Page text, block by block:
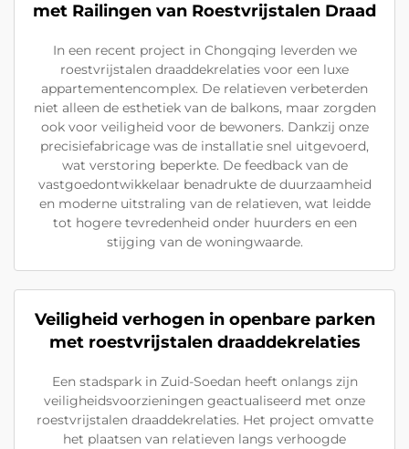
met Railingen van Roestvrijstalen Draad
In een recent project in Chongqing leverden we
roestvrijstalen draaddekrelaties voor een luxe
appartementencomplex. De relatieven verbeterden
niet alleen de esthetiek van de balkons, maar zorgden
ook voor veiligheid voor de bewoners. Dankzij onze
precisiefabricage was de installatie snel uitgevoerd,
wat verstoring beperkte. De feedback van de
vastgoedontwikkelaar benadrukte de duurzaamheid
en moderne uitstraling van de relatieven, wat leidde
tot hogere tevredenheid onder huurders en een
stijging van de woningwaarde.
Veiligheid verhogen in openbare parken
met roestvrijstalen draaddekrelaties
Een stadspark in Zuid-Soedan heeft onlangs zijn
veiligheidsvoorzieningen geactualiseerd met onze
roestvrijstalen draaddekrelaties. Het project omvatte
het plaatsen van relatieven langs verhoogde